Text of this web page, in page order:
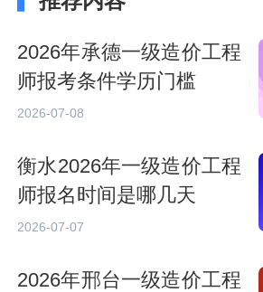
2026年承德一级造价工程
师报考条件学历门槛
2026-07-08
衡水2026年一级造价工程
师报名时间是哪几天
2026-07-07
2026年邢台一级造价工程